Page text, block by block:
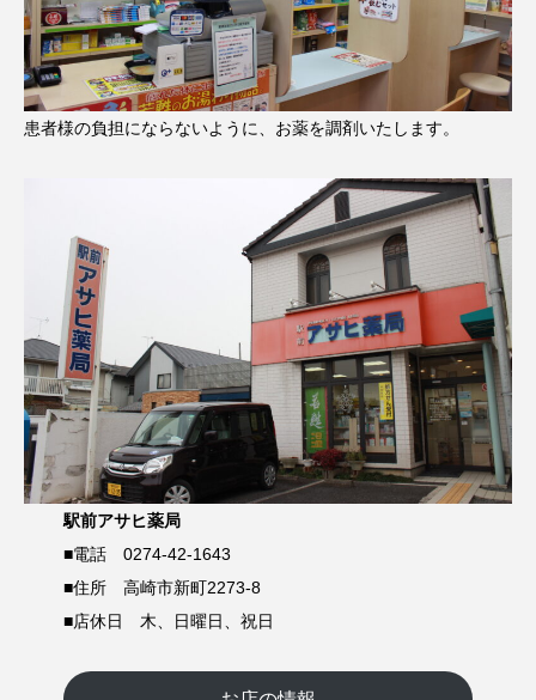
患者様の負担にならないように、お薬を調剤いたします。
駅前アサヒ薬局
■電話 0274-42-1643
■住所 高崎市新町2273-8
■店休日 木、日曜日、祝日